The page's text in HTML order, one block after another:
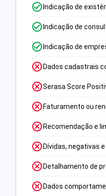
Indicação de
Indicação de
Indicação de
Dados cadastrais
Serasa Score
Faturamento ou
Recomendação e
Dívidas, negativas
Detalhamento de
Dados